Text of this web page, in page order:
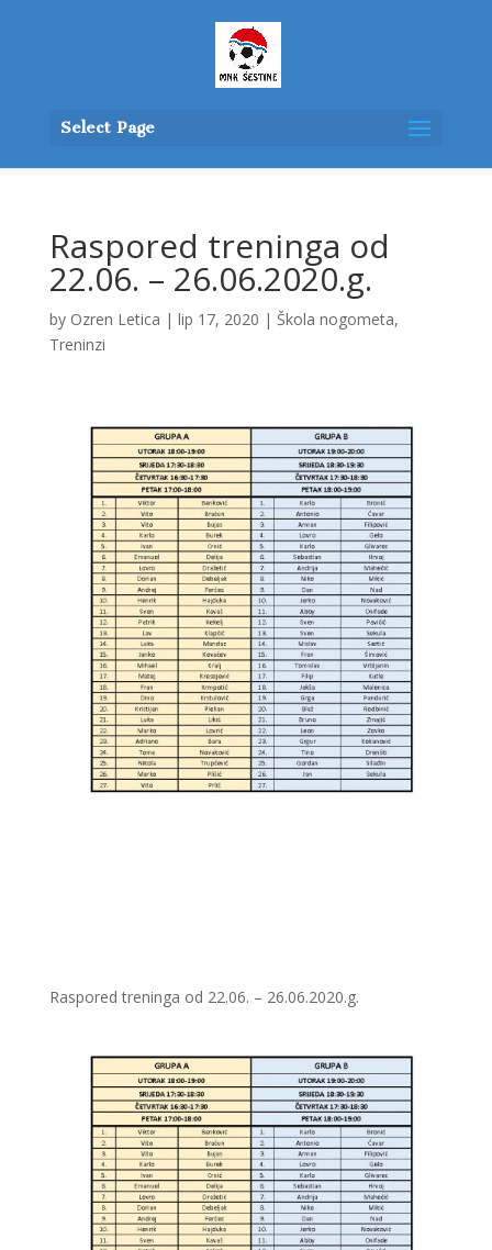
Select Page
Raspored treninga od
22.06. – 26.06.2020.g.
by Ozren Letica | lip 17, 2020 | Škola nogometa,
Treninzi
Raspored treninga od 22.06. – 26.06.2020.g.